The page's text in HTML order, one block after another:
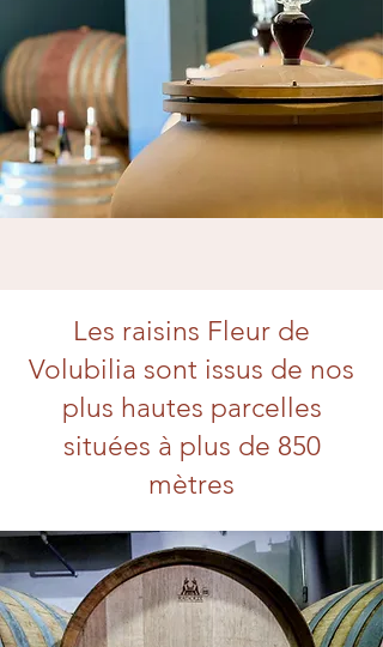
Les raisins Fleur de
Volubilia sont issus de nos
plus hautes parcelles
situées à plus de 850
mètres